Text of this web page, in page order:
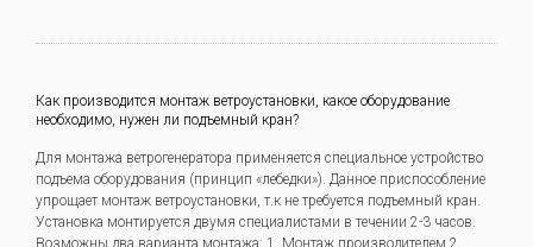
Как производится монтаж ветроустановки, какое оборудование
необходимо, нужен ли подъемный кран?
Для монтажа ветрогенератора применяется специальное устройство
подъема оборудования (принцип «лебедки»). Данное приспособление
упрощает монтаж ветроустановки, т.к не требуется подъемный кран.
Установка монтируется двумя специалистами в течении 2-3 часов.
Возможны два варианта монтажа: 1. Монтаж производителем 2.